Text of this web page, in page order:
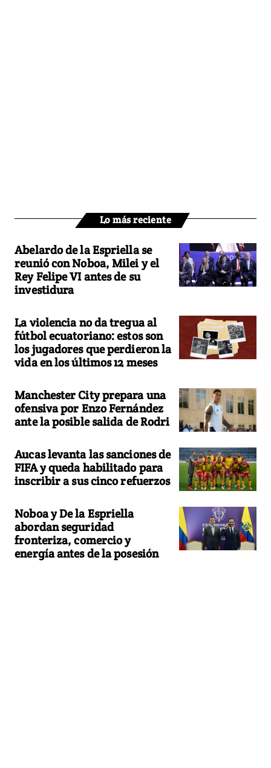
Lo más reciente
Abelardo de la Espriella se
reunió con Noboa, Milei y el
Rey Felipe VI antes de su
investidura
La violencia no da tregua al
fútbol ecuatoriano: estos son
los jugadores que perdieron la
vida en los últimos 12 meses
Manchester City prepara una
ofensiva por Enzo Fernández
ante la posible salida de Rodri
Aucas levanta las sanciones de
FIFA y queda habilitado para
inscribir a sus cinco refuerzos
Noboa y De la Espriella
abordan seguridad
fronteriza, comercio y
energía antes de la posesión